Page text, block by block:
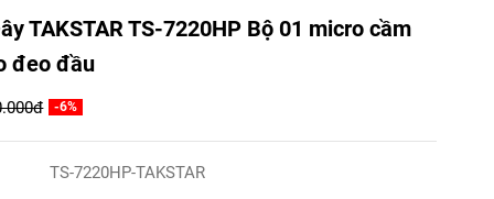
TAKSTAR TS-7220HP Bộ 01 micro cầm
đeo đầu
-6%
TS-7220HP-TAKSTAR